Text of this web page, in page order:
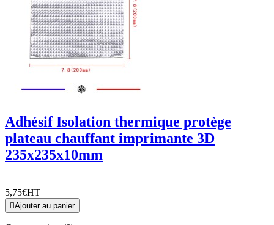
Adhésif Isolation thermique protège
plateau chauffant imprimante 3D
235x235x10mm
5,75€HT
Ajouter au panier